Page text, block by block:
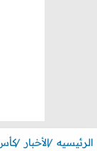
الرئيسيه الأخبار كأس